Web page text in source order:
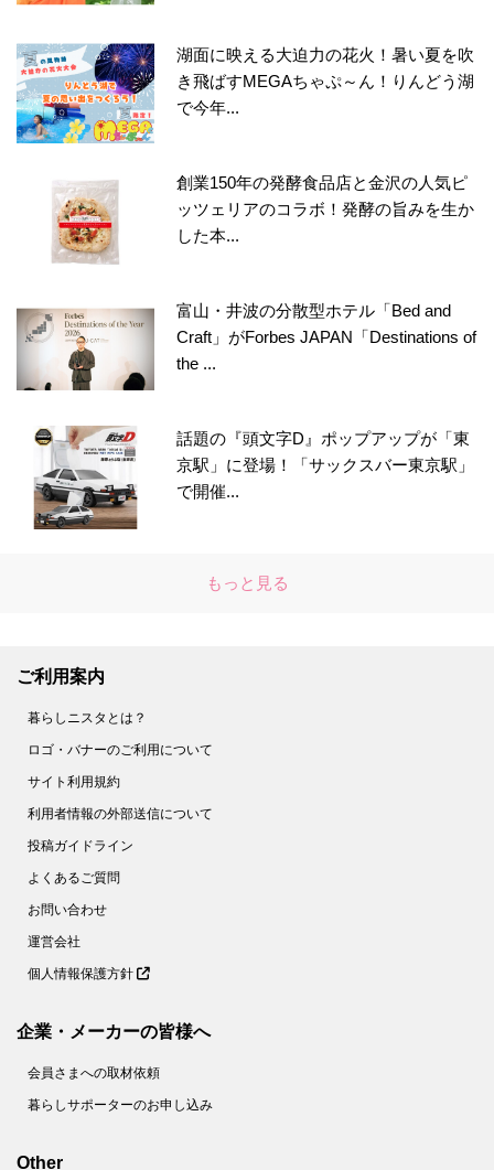
湖面に映える大迫力の花火！暑い夏を吹
き飛ばすMEGAちゃぷ～ん！りんどう湖
で今年...
創業150年の発酵食品店と金沢の人気ピ
ッツェリアのコラボ！発酵の旨みを生か
した本...
富山・井波の分散型ホテル「Bed and
Craft」がForbes JAPAN「Destinations of
the ...
話題の『頭文字D』ポップアップが「東
京駅」に登場！「サックスバー東京駅」
で開催...
もっと見る
ご利用案内
暮らしニスタとは？
ロゴ・バナーのご利用について
サイト利用規約
利用者情報の外部送信について
投稿ガイドライン
よくあるご質問
お問い合わせ
運営会社
個人情報保護方針
企業・メーカーの皆様へ
会員さまへの取材依頼
暮らしサポーターのお申し込み
Other